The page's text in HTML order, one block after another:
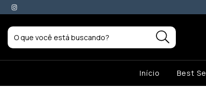
- CUPOM: BEMVINDO10
Início Best